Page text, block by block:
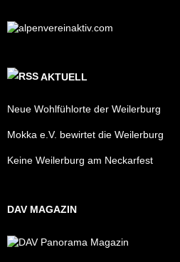
AKTUELL
Neue Wohlfühlorte der Weilerburg
Mokka e.V. bewirtet die Weilerburg
Keine Weilerburg am Neckarfest
DAV MAGAZIN